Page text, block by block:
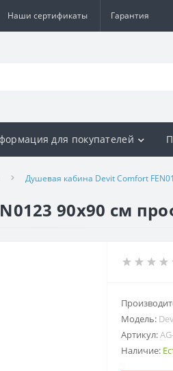
Наши сертификаты Гарантия
для покупателей
Душевая кабина Devit Comfort
90х90 см
Модель:
Артикул:
Наличие: